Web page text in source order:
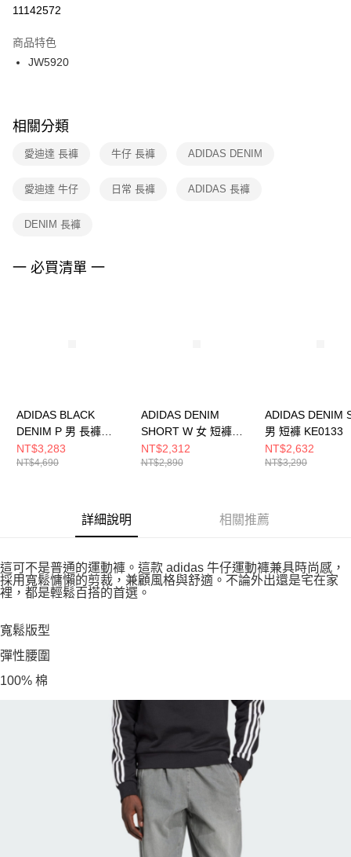
１．於結帳方式選擇「AFTEE先享後付」後，將跳轉至「AFTEE先享後付」
２．訂單成立數日內，您將收到繳費通知簡訊。
３．收到繳費通知簡訊後14天內，點擊此簡訊中的連結，可透過四大超商／
ATM／網路銀行／等多元方式進行付款，方視為交易完成。
※ 交易是否成功請以「AFTEE先享後付 」之結帳頁面顯示為準，若有關於
是否繳費成功／繳費後需取消欲退款等相關疑問，請聯繫「AFTEE先享後付
客戶支援中心」
https://netprotections.freshdesk.com/support/home
１．透過由恩沛科技股份有限公司提供之「AFTEE先享後付」服務完成之交
權轉讓予恩沛科技股份有限公司。
３．未成年的使用者請事先徵得法定代理人或監護人之同意方可使用
「AFTEE先享後付」，若未經同意申辦者引起之損失，本公司不負相關責
每筆NT$100，滿NT$1,500(含以上)免運費
付款後門市自取
每筆NT$100，滿NT$1,500(含以上)免運費
11142572
商品特色
JW5920
相關分類
愛迪達 長褲 牛仔 長褲 ADIDAS DENIM
愛迪達 牛仔 日常 長褲 ADIDAS 長褲
DENIM 長褲
一 必買清單 一
ADIDAS BLACK
DENIM P 男 長褲
KS5978
NT$3,283
NT$4,690
ADIDAS DENIM
SHORT W 女 短褲
LF4604
NT$2,312
NT$2,890
ADIDAS DENIM
男 短褲 KE0133
NT$2,632
NT$3,290
詳細說明 相關推薦
這可不是普通的運動褲。這款 adidas 牛仔運動褲兼具時尚感，
採用寬鬆慵懶的剪裁，兼顧風格與舒適。不論外出還是宅在家
裡，都是輕鬆百搭的首選。
寬鬆版型
彈性腰圍
100% 棉